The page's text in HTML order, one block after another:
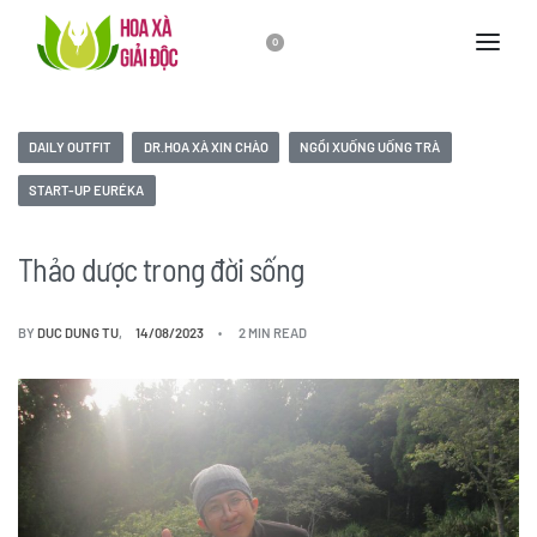
0
DAILY OUTFIT DR.HOA XÀ XIN CHÀO NGỒI XUỐNG UỐNG TRÀ
START-UP EURÉKA
Thảo dược trong đời sống
BYDUC DUNG TU 14/08/2023 2 MIN READ